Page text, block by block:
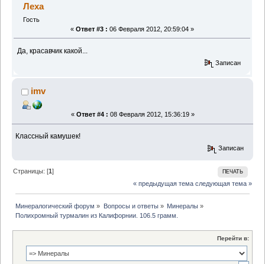
Леха
Гость
« Ответ #3 : 06 Февраля 2012, 20:59:04 »
Да, красавчик какой...
Записан
imv
« Ответ #4 : 08 Февраля 2012, 15:36:19 »
Классный камушек!
Записан
ПЕЧАТЬ
Страницы: [1]
« предыдущая тема следующая тема »
Минералогический форум » Вопросы и ответы» Минералы»
Полихромный турмалин из Калифорнии. 106.5 грамм.
Перейти в: